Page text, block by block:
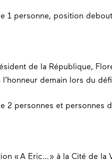
de la République,
demain lors du
« A Eric… » à la Cité de la